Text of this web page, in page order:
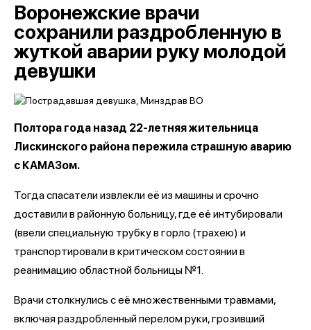
Воронежские врачи
сохранили раздробленную в
жуткой аварии руку молодой
девушки
Полтора года назад 22-летняя жительница
Лискинского района пережила страшную аварию
с КАМАЗом.
Тогда спасатели извлекли её из машины и срочно
доставили в районную больницу, где её интубировали
(ввели специальную трубку в горло (трахею) и
транспортировали в критическом состоянии в
реанимацию областной больницы №1.
Врачи столкнулись с её множественными травмами,
включая раздробленный перелом руки, грозивший